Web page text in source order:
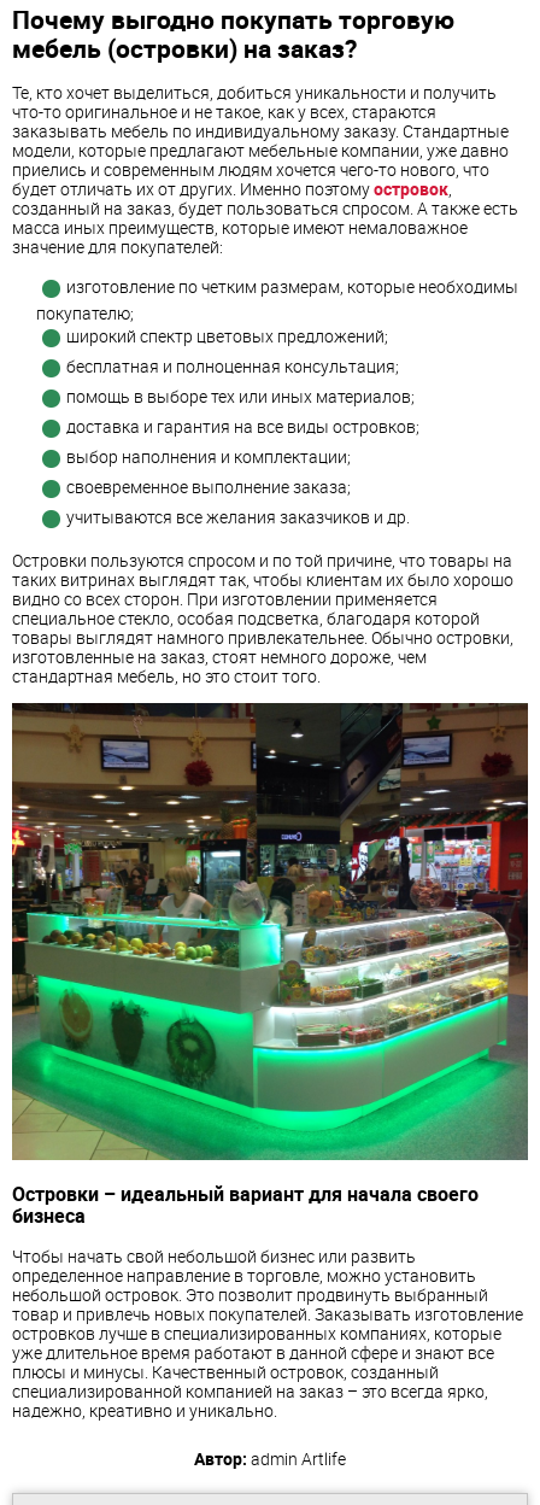
Почему выгодно покупать торговую
мебель (островки) на заказ?
Те, кто хочет выделиться, добиться уникальности и получить
что-то оригинальное и не такое, как у всех, стараются
заказывать мебель по индивидуальному заказу. Стандартные
модели, которые предлагают мебельные компании, уже давно
приелись и современным людям хочется чего-то нового, что
будет отличать их от других. Именно поэтомуостровок,
созданный на заказ, будет пользоваться спросом. А также есть
масса иных преимуществ, которые имеют немаловажное
значение для покупателей:
изготовление по четким размерам, которые необходимы
покупателю;
широкий спектр цветовых предложений;
бесплатная и полноценная консультация;
помощь в выборе тех или иных материалов;
доставка и гарантия на все виды островков;
выбор наполнения и комплектации;
своевременное выполнение заказа;
учитываются все желания заказчиков и др.
Островки пользуются спросом и по той причине, что товары на
таких витринах выглядят так, чтобы клиентам их было хорошо
видно со всех сторон. При изготовлении применяется
специальное стекло, особая подсветка, благодаря которой
товары выглядят намного привлекательнее. Обычно островки,
изготовленные на заказ, стоят немного дороже, чем
стандартная мебель, но это стоит того.
Островки – идеальный вариант для начала своего
бизнеса
Чтобы начать свой небольшой бизнес или развить
определенное направление в торговле, можно установить
небольшой островок. Это позволит продвинуть выбранный
товар и привлечь новых покупателей. Заказывать изготовление
островков лучше в специализированных компаниях, которые
уже длительное время работают в данной сфере и знают все
плюсы и минусы. Качественный островок, созданный
специализированной компанией на заказ – это всегда ярко,
надежно, креативно и уникально.
Автор: admin Artlife